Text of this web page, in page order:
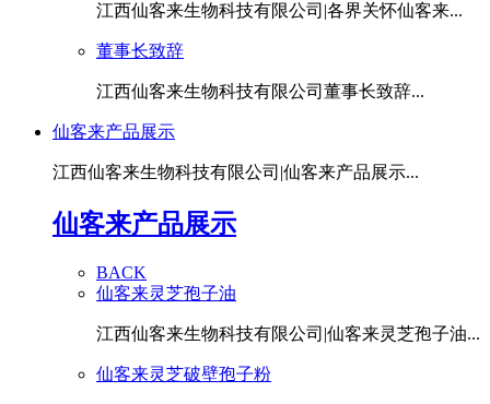
江西仙客来生物科技有限公司|各界关怀仙客来...
董事长致辞
江西仙客来生物科技有限公司董事长致辞...
仙客来产品展示
江西仙客来生物科技有限公司|仙客来产品展示...
仙客来产品展示
BACK
仙客来灵芝孢子油
江西仙客来生物科技有限公司|仙客来灵芝孢子油...
仙客来灵芝破壁孢子粉